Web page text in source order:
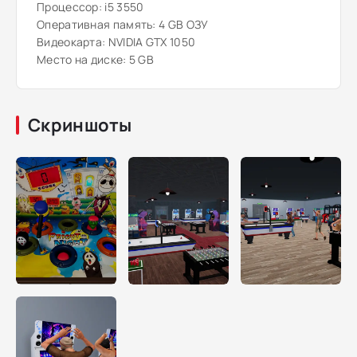
Процессор: i5 3550
Оперативная память: 4 GB ОЗУ
Видеокарта: NVIDIA GTX 1050
Место на диске: 5 GB
Скриншоты